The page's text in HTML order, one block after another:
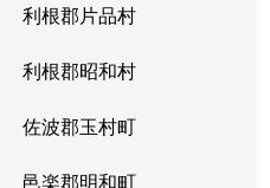
利根郡片品村
利根郡昭和村
佐波郡玉村町
邑楽郡明和町